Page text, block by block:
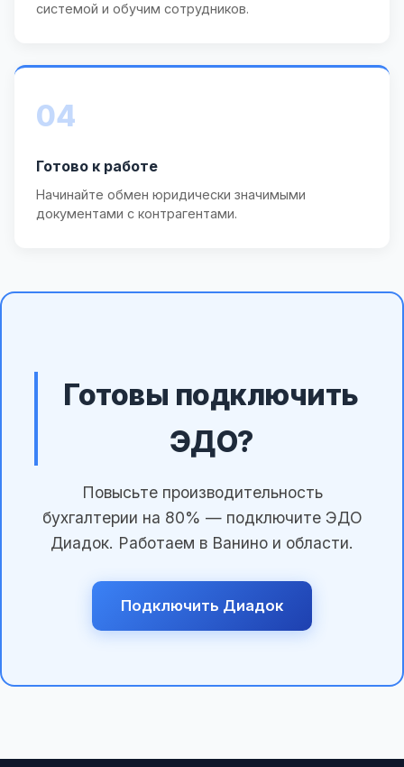
системой и обучим сотрудников.
04
Готово к работе
Начинайте обмен юридически значимыми
документами с контрагентами.
Готовы подключить
ЭДО?
Повысьте производительность
бухгалтерии на 80% — подключите ЭДО
Диадок. Работаем в Ванино и области.
Подключить Диадок